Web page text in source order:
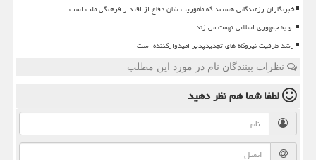
خبرنگاران رزمندگانی هستند که مأموریت شان دفاع از اقتدار فرهنگی ملت است
او به جمهوری اسلامی تهمت می زند
رشد ظرفیت نیروگاه های تجدیدپذیر امیدوارکننده است
نظرات بینندگان نام در مورد این مطلب
لطفا شما همنظر دهید